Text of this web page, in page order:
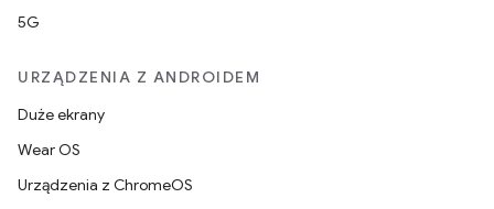
5G
URZĄDZENIA Z ANDROIDEM
Duże ekrany
Wear OS
Urządzenia z ChromeOS